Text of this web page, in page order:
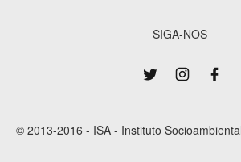
SIGA-NOS
© 2013-2016 - ISA - Instituto